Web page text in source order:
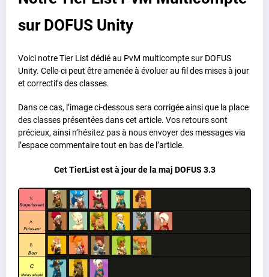
sur DOFUS Unity
Voici notre Tier List dédié au PvM multicompte sur DOFUS
Unity. Celle-ci peut être amenée à évoluer au fil des mises à jour
et correctifs des classes.
Dans ce cas, l’image ci-dessous sera corrigée ainsi que la place
des classes présentées dans cet article. Vos retours sont
précieux, ainsi n’hésitez pas à nous envoyer des messages via
l’espace commentaire tout en bas de l’article.
Cet TierList est à jour de la maj DOFUS 3.3